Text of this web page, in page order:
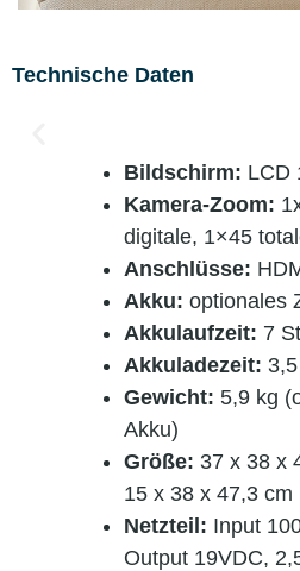
Technische Daten
Bildschirm: LCD
Kamera-Zoom:
digitale, 1×45
Anschlüsse:
Akku: optionales
Akkulaufzeit: 7
Akkuladezeit:
Gewicht: 5,9 kg
Akku)
Größe: 37 x 38 x
15 x 38 x 47,3
Netzteil: Input
Output 19VDC,